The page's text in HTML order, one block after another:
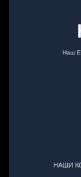
Наш
НАШИ